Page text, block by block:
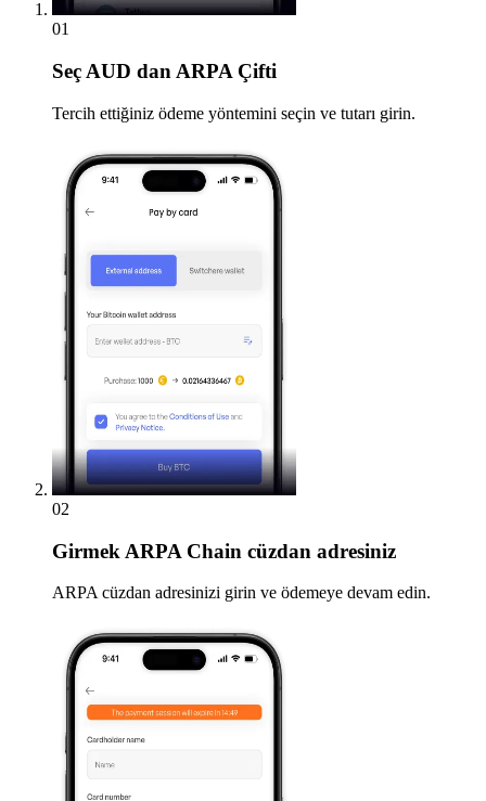
01
Seç AUD dan ARPA Çifti
Tercih ettiğiniz ödeme yöntemini seçin ve tutarı girin.
02
Girmek ARPA Chain cüzdan adresiniz
ARPA cüzdan adresinizi girin ve ödemeye devam edin.